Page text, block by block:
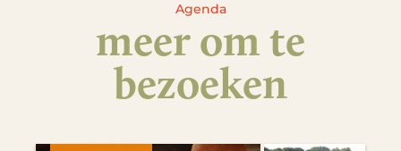
Agenda
meer om te
bezoeken